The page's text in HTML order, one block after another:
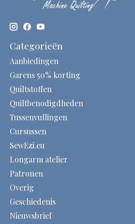
Categorieën
Aanbiedingen
Garens 50% korting
Quiltstoffen
Quiltbenodigdheden
Tussenvullingen
Cursussen
SewEzi.eu
Longarm atelier
Patronen
Overig
Geschiedenis
Nieuwsbrief